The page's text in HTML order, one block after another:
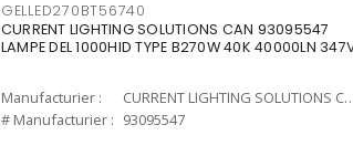
GELLED270BT56740
CURRENT LIGHTING SOLUTIONS CAN 93095547
LAMPE DEL 1000HID TYPE B270W 40K 40000LN
Manufacturier :
CURRENT
# Manufacturier : 93095547